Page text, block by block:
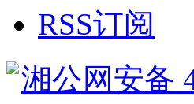
RSS订阅
湘公网安备